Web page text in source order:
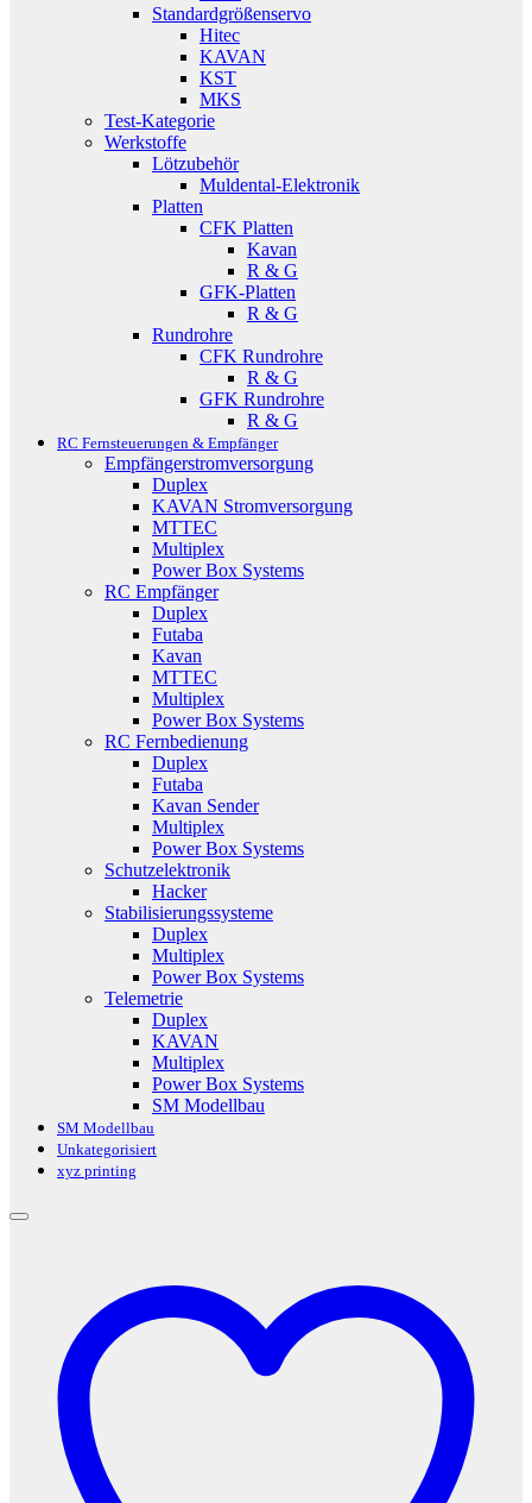
Standardgrößenservo
Hitec
KAVAN
KST
MKS
Test-Kategorie
Werkstoffe
Lötzubehör
Muldental-Elektronik
Platten
CFK Platten
Kavan
R & G
GFK-Platten
R & G
Rundrohre
CFK Rundrohre
R & G
GFK Rundrohre
R & G
RC Fernsteuerungen & Empfänger
Empfängerstromversorgung
Duplex
KAVAN Stromversorgung
MTTEC
Multiplex
Power Box Systems
RC Empfänger
Duplex
Futaba
Kavan
MTTEC
Multiplex
Power Box Systems
RC Fernbedienung
Duplex
Futaba
Kavan Sender
Multiplex
Power Box Systems
Schutzelektronik
Hacker
Stabilisierungssysteme
Duplex
Multiplex
Power Box Systems
Telemetrie
Duplex
KAVAN
Multiplex
Power Box Systems
SM Modellbau
SM Modellbau
Unkategorisiert
xyz printing